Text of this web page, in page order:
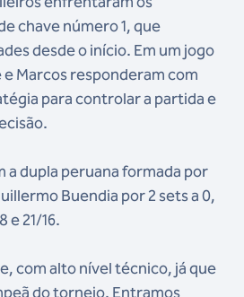
chave número 1, que
desde o início. Em um jogo
Marcos responderam com
para controlar a partida e
a dupla peruana formada por
Buendia por 2 sets a 0,
e 21/16.
com alto nível técnico, já que
do torneio. Entramos